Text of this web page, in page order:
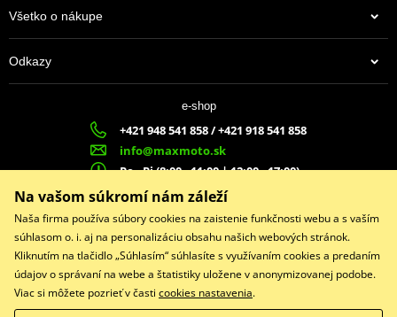
Na centrálnom sklade
Všetko o nákupe
Odkazy
e-shop
+421 948 541 858 / +421 918 541 858
info@maxmoto.sk
Po - Pi (8:00 - 11:00 | 12:00 - 17:00)
MAX
MOTO s.r.o.
Slovenských dobrovoľníkov 1439
022 01 Čadca
Facebook
Na vašom súkromí nám záleží
Naša firma používa súbory cookies na zaistenie funkčnosti webu a s vaším
súhlasom o. i. aj na personalizáciu obsahu našich webových stránok.
Kliknutím na tlačidlo „Súhlasím“ súhlasíte s využívaním cookies a predaním
údajov o správaní na webe a štatistiky uložene v anonymizovanej podobe.
Viac si môžete pozrieť v časti cookies nastavenia.